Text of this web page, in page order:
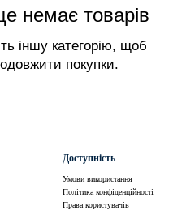
немає товарів
іншу категорію, щоб
покупки.
Доступність
Умови використання
Політика конфіденційності
Права користувачів